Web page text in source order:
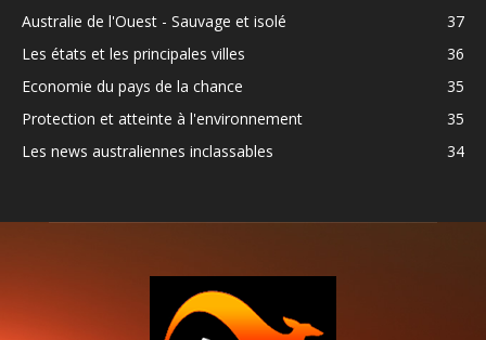
Australie de l'Ouest - Sauvage et isolé
37
Les états et les principales villes
36
Economie du pays de la chance
35
Protection et atteinte à l'environnement
35
Les news australiennes inclassables
34